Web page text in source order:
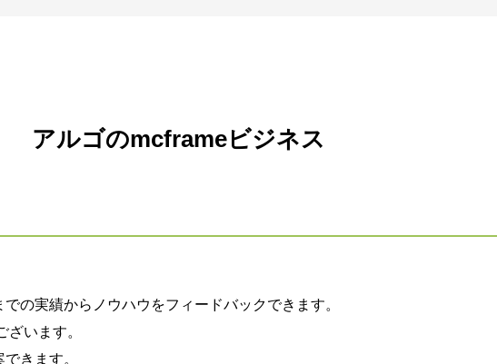
アルゴのmcframeビジネス
の実績からノウハウをフィードバックできます。
います。
きます。